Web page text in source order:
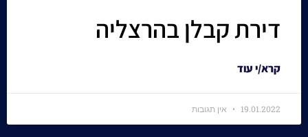
דירת קבלן בהרצליה
קרא/י עוד
19.01.2022 אין תגובות